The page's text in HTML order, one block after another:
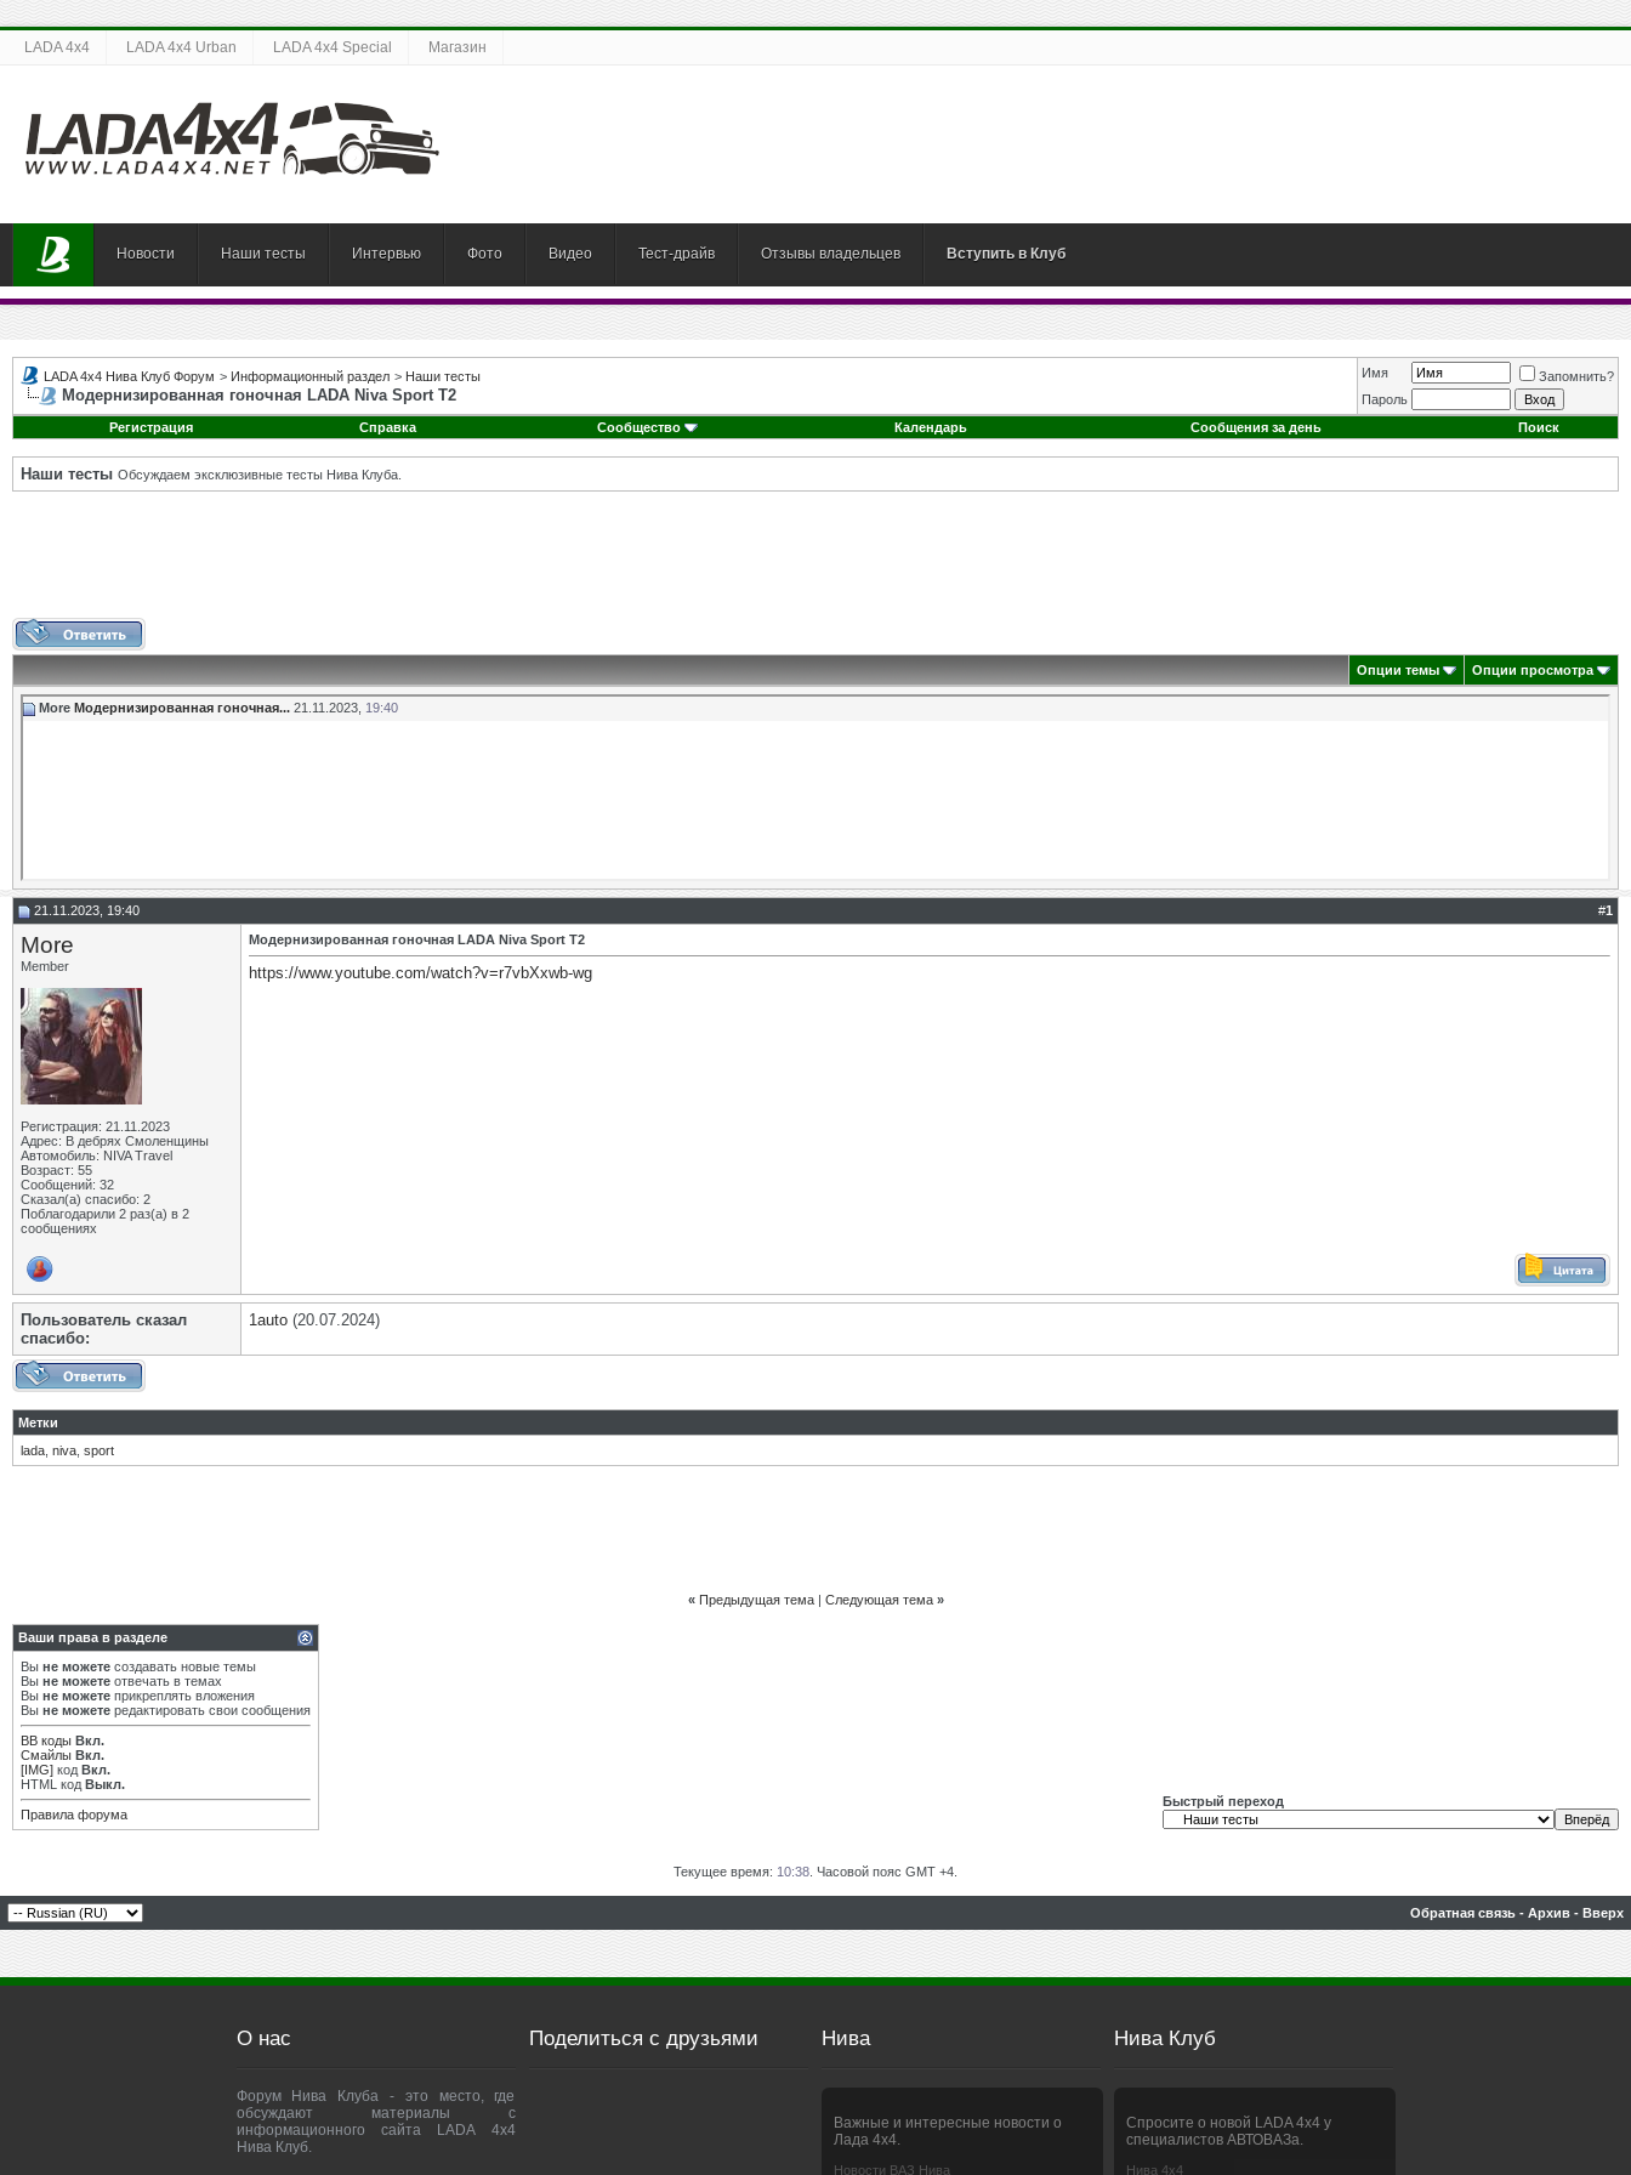
LADA 4x4 LADA 4x4 Urban LADA 4x4 Special Магазин
Новости Наши тесты Интервью Фото Видео Тест-драйв Отзывы владельцев Вступить в Клуб
LADA 4x4 Нива Клуб Форум > Информационный раздел > Наши тесты
Модернизированная гоночная LADA Niva Sport T2
Имя
Запомнить?
Пароль
Регистрация
Справка Сообщество Календарь Сообщения за день Поиск
Наши тесты Обсуждаем эксклюзивные тесты Нива Клуба.
Опции темы Опции просмотра
More Модернизированная гоночная... 21.11.2023, 19:40
21.11.2023, 19:40 #1
More
Member
Регистрация: 21.11.2023
Адрес: В дебрях Смоленщины
Автомобиль: NIVA Travel
Возраст: 55
Сообщений: 32
Сказал(а) спасибо: 2
Поблагодарили 2 раз(а) в 2
сообщениях
Модернизированная гоночная LADA Niva Sport T2
https://www.youtube.com/watch?v=r7vbXxwb-wg
Пользователь сказал
cпасибо:
1auto (20.07.2024)
Метки
lada niva sport
« Предыдущая тема| Следующая тема »
Ваши права в разделе
Вы не можете создавать новые темы
Вы не можете отвечать в темах
Вы не можете прикреплять вложения
Вы не можете редактировать свои сообщения
BB коды Вкл.
Смайлы Вкл.
[IMG] код Вкл.
HTML код Выкл.
Правила форума
Быстрый переход
Текущее время: 10:38 . Часовой пояс GMT +4.
Обратная связь - Архив - Вверх
О нас
Форум Нива Клуба - это место, где
обсуждают материалы с
информационного сайта LADA 4x4
Нива Клуб.
Поделиться с друзьями Нива
Важные и интересные новости о
Лада 4х4.
Новости ВАЗ Нива
Нива Клуб
Спросите о новой LADA 4x4 у
специалистов АВТОВАЗа.
Нива 4х4